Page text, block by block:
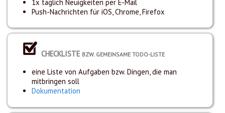
1x täglich Neuigkeiten per E-Mail
Push-Nachrichten für iOS, Chrome, Firefox
CHECKLISTE BZW. GEMEINSAME TODO-LISTE
eine Liste von Aufgaben bzw. Dingen, die man
mitbringen soll
Dokumentation